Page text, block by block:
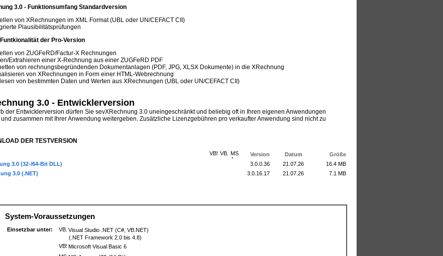
3.0 - Funktionsumfang Standardversion
von XRechnungen im XML Format (UBL oder UN/CEFACT CII)
Plausibilitätsprüfungen
der Pro-Version
von ZUGFeRD/Factur-X Rechnungen
Extrahieren einer X-Rechnung aus einer ZUGFeRD PDF
von rechnungsbegründenden Dokumentanlagen (PDF, JPG, XLSX Dokumente) in die XRechnung
von XRechnungen in Form einer HTML-Webrechnung
von bestimmten Daten und Werten aus XRechnungen (UBL oder UN/CEFACT CII)
3.0 - Entwicklerversion
der Entwicklerversion dürfen Sie sevXRechnung 3.0 uneingeschränkt und beliebig oft in Ihren eigenen Anwendungen
zusammen mit Ihrer Anwendung weitergeben. Zusätzliche Lizenzgebühren pro verkaufter Anwendung sind nicht zu
DER TESTVERSION
Version Datum
Größe
3.0 (32-/64-Bit DLL)
3.0.0.36 21.07.26
16.4 MB
3.0 (.NET)
3.0.16.17 21.07.26 7.1 MB
System-Voraussetzungen
Einsetzbar unter:
Visual Studio .NET (C#, VB.NET)
(.NET Framework 2.0 bis 4.8)
Microsoft Visual Basic 6